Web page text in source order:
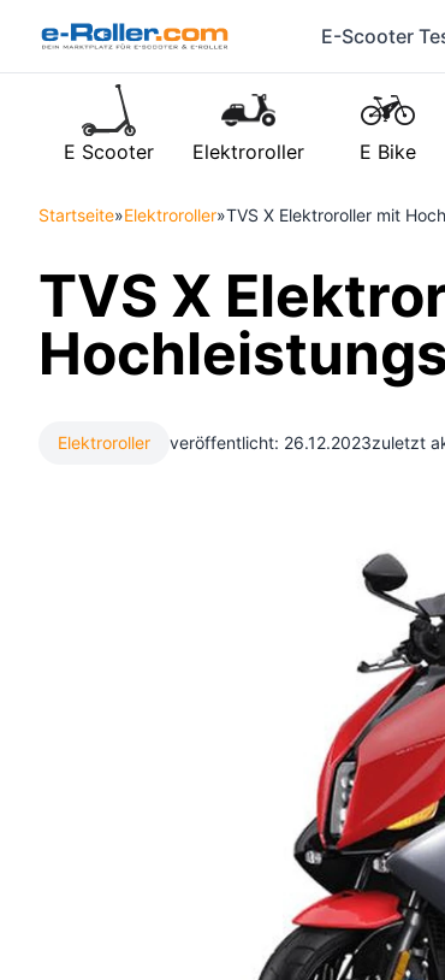
E-Scooter
E Scooter Elektroroller E Bike
Startseite»Elektroroller»TVS X Elektroroller mit
TVS X
Elektroroller veröffentlicht: 26.12.2023zuletzt